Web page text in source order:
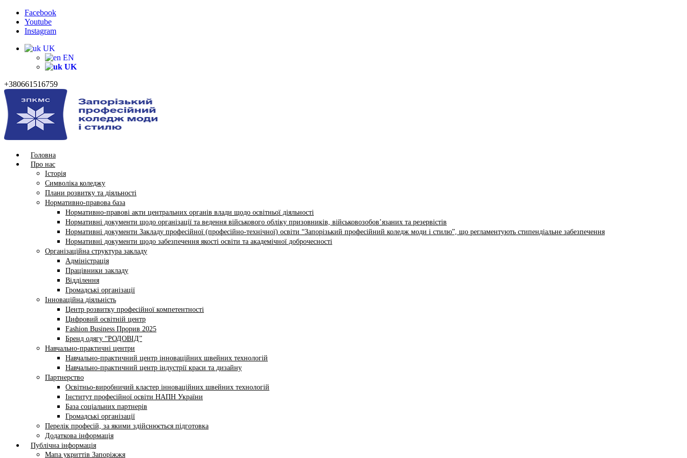
Facebook
Youtube
Instagram
UK
EN
UK
+380661516759
Головна
Про нас
Історія
Символіка коледжу
Плани розвитку та діяльності
Нормативно-правова база
Нормативно-правові акти центральних органів влади щодо освітньої діяльності
Нормативні документи щодо організації та ведення військового обліку призовників, військовозобов’язаних та резервістів
Нормативні документи Закладу професійної (професійно-технічної) освіти “Запорізький професійний коледж моди і стилю”, що регламентують стипендіальне забезпечення
Нормативні документи щодо забезпечення якості освіти та академічної доброчесності
Організаційна структура закладу
Адміністрація
Працівники закладу
Відділення
Громадські організації
Інноваційна діяльність
Центр розвитку професійної компетентності
Цифровий освітній центр
Fashion Business Прорив 2025
Бренд одягу “РОДОВІД”
Навчально-практичні центри
Навчально-практичний центр інноваційних швейних технологій
Навчально-практичний центр індустрії краси та дизайну
Партнерство
Освітньо-виробничий кластер інноваційних швейних технологій
Інститут професійної освіти НАПН України
База соціальних партнерів
Громадські організації
Перелік професій, за якими здійснюється підготовка
Додаткова інформація
Публічна інформація
Мапа укриттів Запоріжжя